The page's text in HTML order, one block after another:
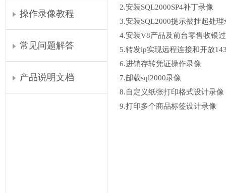
操作录像教程
常见问题解答
产品说明文档
2.安装SQL2000SP4补丁录像
3.安装SQL2000提示被挂起处理
4.安装V8产品及前台零售收银
5.转发ip实现远程连接和开放
6.进销存转凭证操作录像
7.缷载sql2000录像
8.自定义纸张打印格式设计录像
9.打印多个商品标签设计录像